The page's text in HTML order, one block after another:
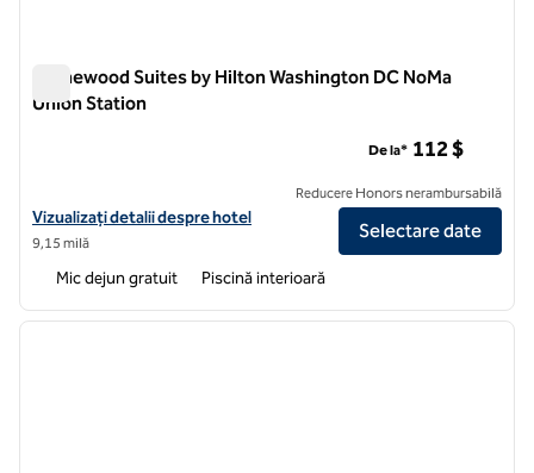
Homewood Suites by Hilton Washington DC NoMa
Union Station
Vizualizați detaliile hotelului pentru Homewood Suites by Hilton
Vizualizați detalii despre hotel
9,15 milă
De la* 112 $
Reducere Honors nerambursabilă
Selectare date
Mic dejun gratuit Piscină interioară
1 din 12